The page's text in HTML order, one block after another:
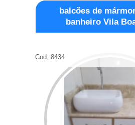
balcões de
banheiro Vila
Cod.:8434